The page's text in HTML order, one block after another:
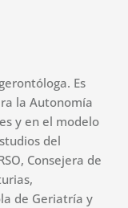
Es
la Autonomía
y en el modelo
del
Consejera de
de Geriatría y